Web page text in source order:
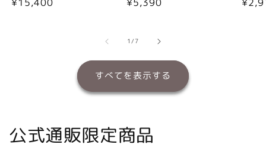
格
1/の
7
すべてを表示する
公式通販限定商品